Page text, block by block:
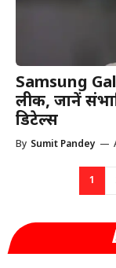
Samsung
लीक, जानें
डिटेल्स
By Sumit Pandey —
1